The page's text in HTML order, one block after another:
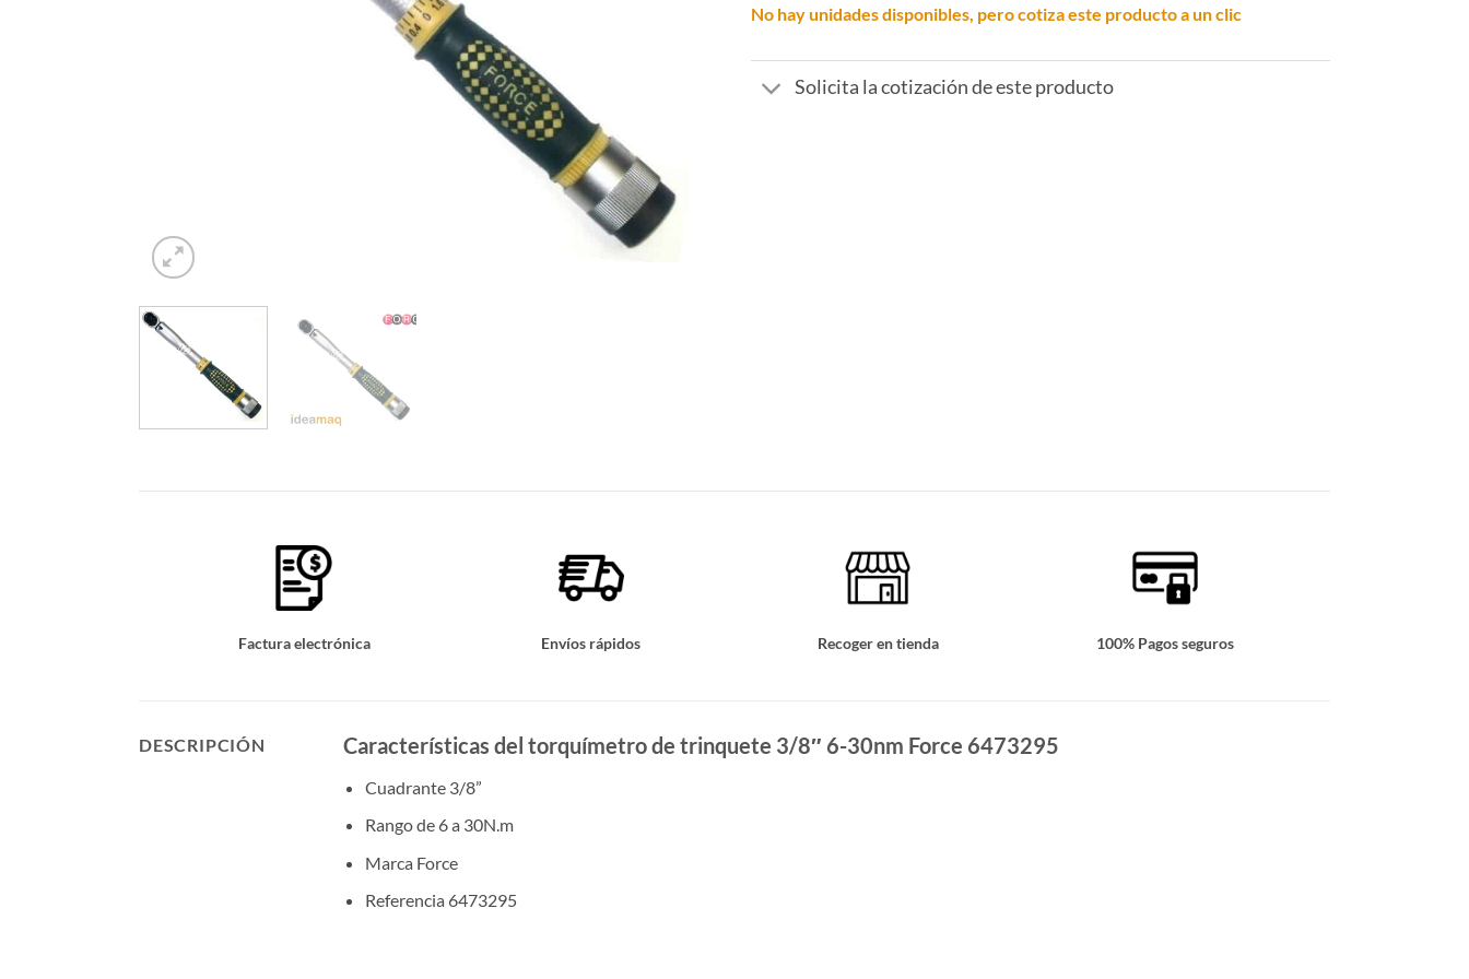
No hay unidades disponibles, pero cotiza este producto a un clic
Solicita la cotización de este producto
Factura electrónica Envíos rápidos Recoger en tienda 100% Pagos seguros
DESCRIPCIÓN Características del torquímetro de trinquete 3/8″ 6-30nm Force 6473295
Cuadrante 3/8”
Rango de 6 a 30N.m
Marca Force
Referencia 6473295